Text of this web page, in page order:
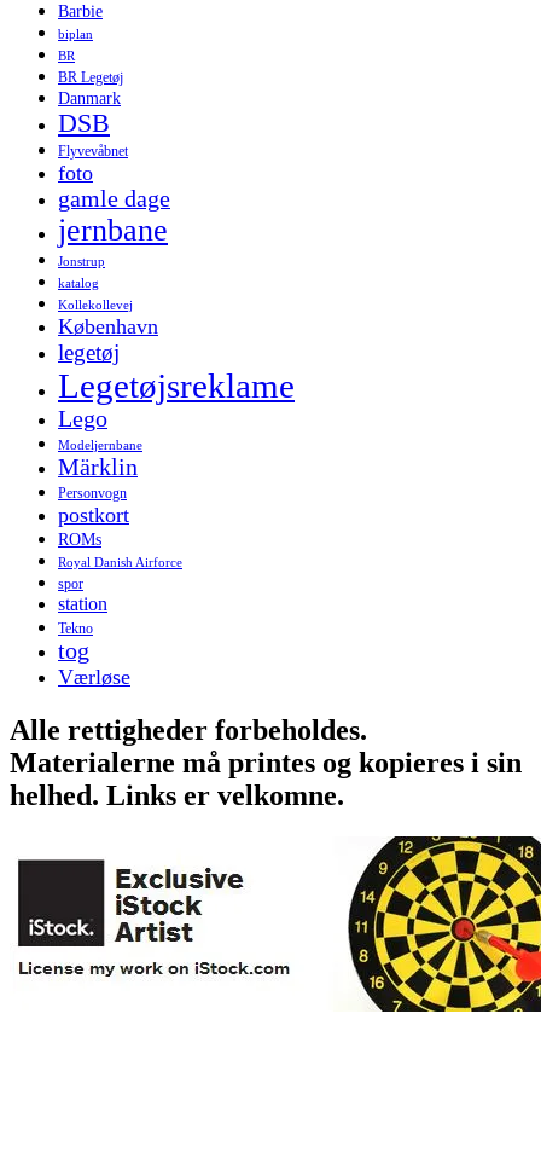
Barbie
biplan
BR
BR Legetøj
Danmark
DSB
Flyvevåbnet
foto
gamle dage
jernbane
Jonstrup
katalog
Kollekollevej
København
legetøj
Legetøjsreklame
Lego
Modeljernbane
Märklin
Personvogn
postkort
ROMs
Royal Danish Airforce
spor
station
Tekno
tog
Værløse
Alle rettigheder forbeholdes.
Materialerne må printes og kopieres i sin
helhed. Links er velkomne.